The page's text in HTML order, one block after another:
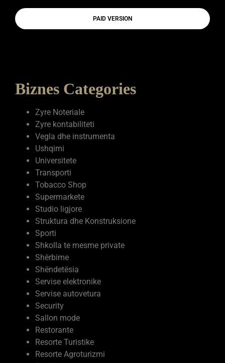
PAID VERSION
Biznes Categories
Zyre Noteriale
Zyre kontabiliteti
Vegla dhe instrumenta
Ushqimi
Universitete
Transporti
Tobacco Shop
Supermarkete
Studio ligjore
Struktura dhe Konstruksione
Sporti
Shkolla te mesme private
Shërbime
Shëndetësia
Servise elektronike
Servise autovetura
Security
Sallon mode
Restorante
Resorte Turistike
Resorte Agroturizmi